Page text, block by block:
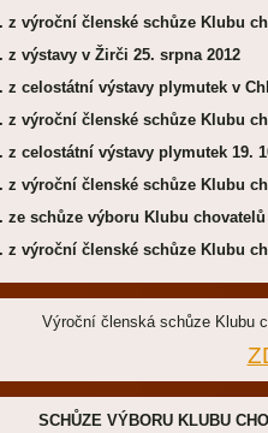
z výroční členské schůze Klubu
z výstavy v Žirči 25. srpna 2012
z celostátní výstavy plymutek v
z výroční členské schůze Klubu
z celostátní výstavy plymutek 19.
z výroční členské schůze Klubu
ze schůze výboru Klubu
z výroční členské schůze Klubu
Výroční členská schůze Klubu
SCHŮZE VÝBORU KLUBU